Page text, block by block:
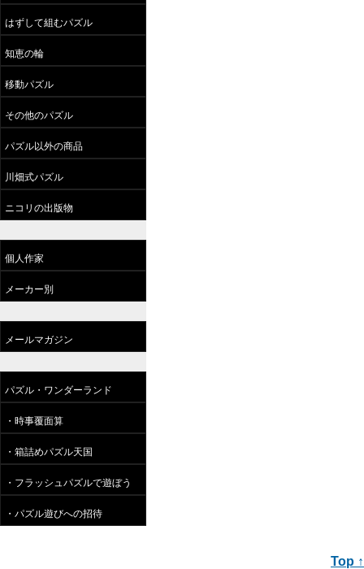
はずして組むパズル
知恵の輪
移動パズル
その他のパズル
パズル以外の商品
川畑式パズル
ニコリの出版物
個人作家
メーカー別
メールマガジン
パズル・ワンダーランド
・時事覆面算
・箱詰めパズル天国
・フラッシュパズルで遊ぼう
・パズル遊びへの招待
Top ↑